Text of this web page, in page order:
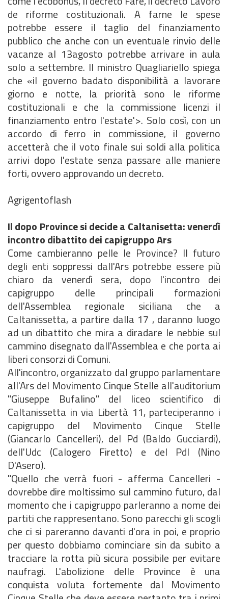
de riforme costituzionali. A farne le spese
potrebbe essere il taglio del finanziamento
pubblico che anche con un eventuale rinvio delle
vacanze al 13agosto potrebbe arrivare in aula
solo a settembre. Il ministro Quagliariello spiega
che «il governo badato disponibilità a lavorare
giorno e notte, la priorità sono le riforme
costituzionali e che la commissione licenzi il
finanziamento entro l'estate'>. Solo così, con un
accordo di ferro in commissione, il governo
accetterà che il voto finale sui soldi alla politica
arrivi dopo l'estate senza passare alle maniere
forti, ovvero approvando un decreto.
Agrigentoflash
Il dopo Province si decide a Caltanisetta: venerdì
incontro dibattito dei capigruppo Ars
Come cambieranno pelle le Province? Il futuro
degli enti soppressi dall'Ars potrebbe essere più
chiaro da venerdì sera, dopo l'incontro dei
capigruppo delle principali formazioni
dell'Assemblea regionale siciliana che a
Caltanissetta, a partire dalla 17 , daranno luogo
ad un dibattito che mira a diradare le nebbie sul
cammino disegnato dall'Assemblea e che porta ai
liberi consorzi di Comuni.
All'incontro, organizzato dal gruppo parlamentare
all'Ars del Movimento Cinque Stelle all'auditorium
"Giuseppe Bufalino" del liceo scientifico di
Caltanissetta in via Libertà 11, parteciperanno i
capigruppo del Movimento Cinque Stelle
(Giancarlo Cancelleri), del Pd (Baldo Gucciardi),
dell'Udc (Calogero Firetto) e del Pdl (Nino
D'Asero).
"Quello che verrà fuori - afferma Cancelleri -
dovrebbe dire moltissimo sul cammino futuro, dal
momento che i capigruppo parleranno a nome dei
partiti che rappresentano. Sono parecchi gli scogli
che ci si pareranno davanti d'ora in poi, e proprio
per questo dobbiamo cominciare sin da subito a
tracciare la rotta più sicura possibile per evitare
naufragi. L'abolizione delle Province è una
conquista voluta fortemente dal Movimento